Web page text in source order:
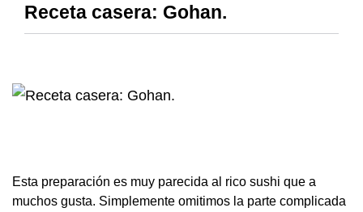
Receta casera: Gohan.
Esta preparación es muy parecida al rico sushi que a
muchos gusta. Simplemente omitimos la parte complicada